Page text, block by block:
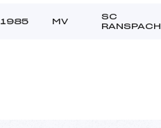
1985 MV
SC
RANSPACH